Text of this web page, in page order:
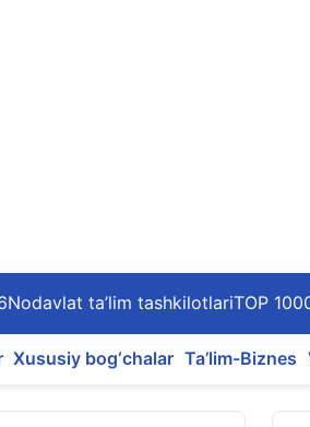
Nodavlat ta’lim tashkilotlariTOP
Xususiy bog‘chalar Ta’lim-Biznes